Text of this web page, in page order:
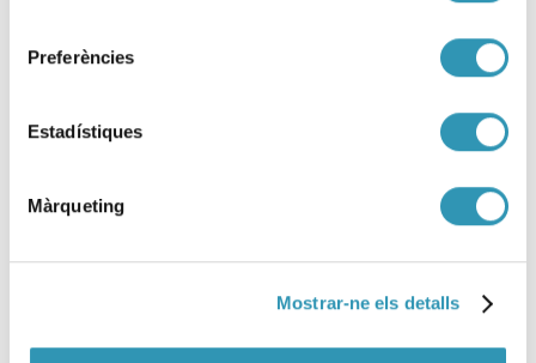
Preferències
Estadístiques
Màrqueting
Mostrar-ne els detalls